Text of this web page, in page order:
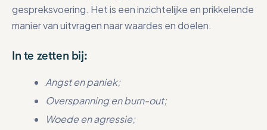
gespreksvoering. Het is een inzichtelijke en prikkelende
manier van uitvragen naar waardes en doelen.
In te zetten bij:
Angst en paniek;
Overspanning en burn-out;
Woede en agressie;